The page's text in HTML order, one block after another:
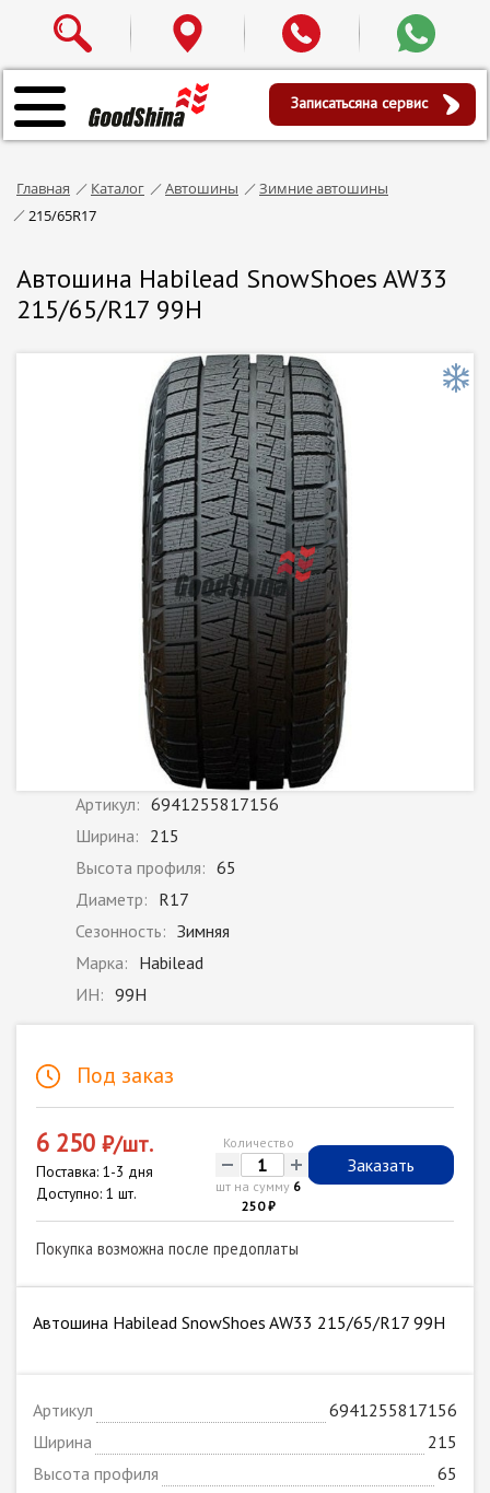
Записатьсяна сервис
Главная Каталог Автошины
Зимние автошины
215/65R17
Автошина Habilead SnowShoes AW33
215/65/R17 99H
Артикул: 6941255817156
Ширина: 215
Высота профиля: 65
Диаметр: R17
Сезонность: Зимняя
Марка: Habilead
ИН: 99H
Под заказ
6 250 ₽/шт.
Поставка: 1-3 дня
Доступно: 1 шт.
Количество
- +
шт на сумму 6
250 ₽
Заказать
Покупка возможна после предоплаты
Автошина Habilead SnowShoes AW33 215/65/R17 99H
Артикул
6941255817156
Ширина
215
Высота профиля
65